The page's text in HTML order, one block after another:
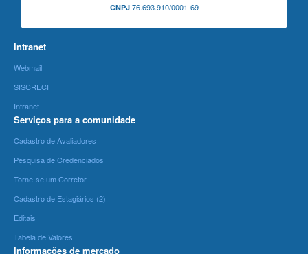
CNPJ76.693.910/0001-69
Intranet
Webmail
SISCRECI
Intranet
Serviços para a comunidade
Cadastro de Avaliadores
Pesquisa de Credenciados
Torne-se um Corretor
Cadastro de Estagiários (2)
Editais
Tabela de Valores
Informações de mercado